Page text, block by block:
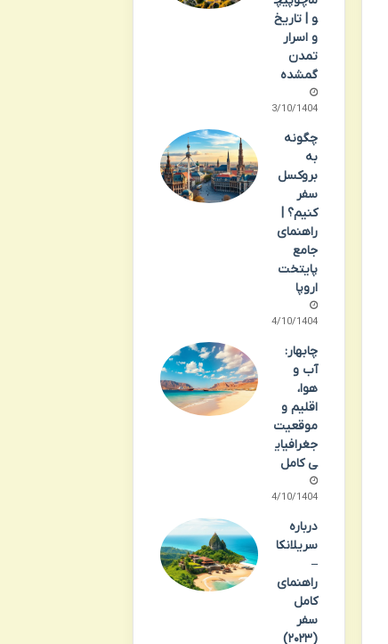
و | تاریخ
و اسرار
تمدن
گمشده
13/10/1404
چگونه
به
بروکسل
سفر
کنیم؟ |
راهنمای
جامع
پایتخت
اروپا
14/10/1404
چابهار:
آب و
هوا،
اقلیم و
موقعیت
جغرافیای
ی کامل
14/10/1404
درباره
سریلانکا
–
راهنمای
کامل
سفر
(۲۰۲۳)